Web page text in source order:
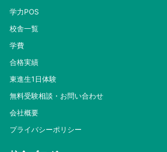
学力POS
校舎一覧
学費
合格実績
東進生1日体験
無料受験相談・お問い合わせ
会社概要
プライバシーポリシー